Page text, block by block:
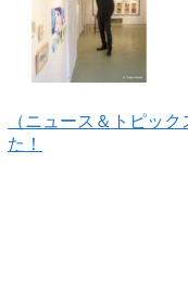
（ニュース＆トピッ
た！